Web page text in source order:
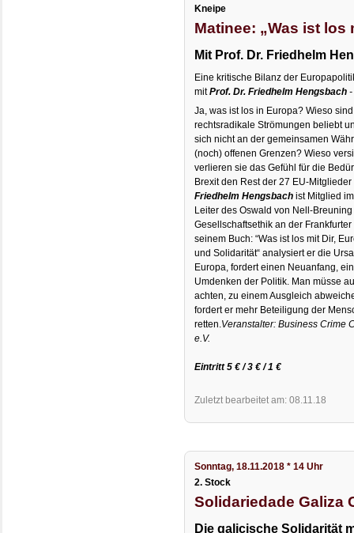
Kneipe
Matinee: „Was ist los
Mit Prof. Dr. Friedhelm
Eine kritische Bilanz der
mitProf. Dr. Friedhelm Hengsbach -
Ja, was ist los in Europa? Wieso
rechtsradikale Strömungen beliebt
sich nicht an der gemeinsamen
(noch) offenen Grenzen? Wieso
verlieren sie das Gefühl für die
Brexit den Rest der 27 EU-
Friedhelm Hengsbachist Mitglied
Leiter des Oswald von Nell-
Gesellschaftsethik an der
seinem Buch: “Was ist los mit Dir,
und Solidarität“ analysiert er die
Europa, fordert einen Neuanfang,
Umdenken der Politik. Man müsse
achten, zu einem Ausgleich
fordert er mehr Beteiligung der
retten.Veranstalter: Business Crime
e.V.
Eintritt 5 € / 3 € / 1 €
Zuletzt bearbeitet am: 08.11.18
Sonntag, 18.11.2018 * 14 Uhr
2. Stock
Solidariedade Galiza
Die galicische Solidarität